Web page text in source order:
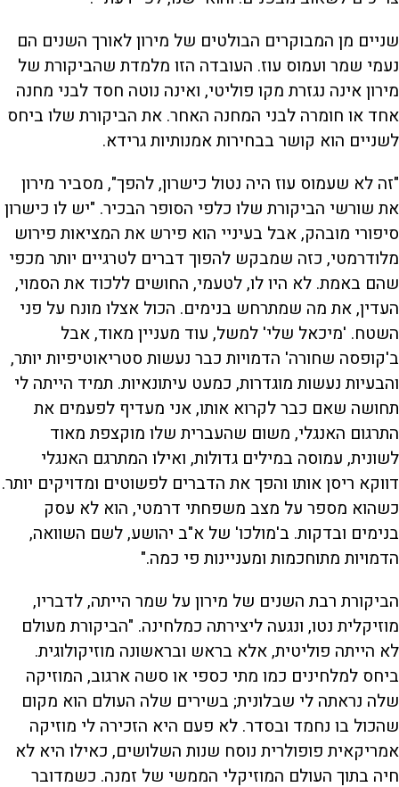
שניים מן המבוקרים הבולטים של מירון לאורך השנים הם
נעמי שמר ועמוס עוז. העובדה הזו מלמדת שהביקורת של
מירון אינה נגזרת מקו פוליטי, ואינה נוטה חסד לבני מחנה
אחד או חומרה לבני המחנה האחר. את הביקורת שלו ביחס
לשניים הוא קושר בבחירות אמנותיות גרידא.
"זה לא שעמוס עוז היה נטול כישרון, להפך", מסביר מירון
את שורשי הביקורת שלו כלפי הסופר הבכיר. "יש לו כישרון
סיפורי מובהק, אבל בעיניי הוא פירש את המציאות פירוש
מלודרמטי, כזה שמבקש להפוך דברים לטרגיים יותר מכפי
שהם באמת. לא היו לו, לטעמי, החושים ללכוד את הסמוי,
העדין, את מה שמתרחש בנימים. הכול אצלו מונח על פני
השטח. 'מיכאל שלי' למשל, עוד מעניין מאוד, אבל
ב'קופסה שחורה' הדמויות כבר נעשות סטריאוטיפיות יותר,
והבעיות נעשות מוגדרות, כמעט עיתונאיות. תמיד הייתה לי
תחושה שאם כבר לקרוא אותו, אני מעדיף לפעמים את
התרגום האנגלי, משום שהעברית שלו מוקצפת מאוד
לשונית, עמוסה במילים גדולות, ואילו המתרגם האנגלי
דווקא ריסן אותו והפך את הדברים לפשוטים ומדויקים יותר.
כשהוא מספר על מצב משפחתי דרמטי, הוא לא עסק
בנימים ובדקות. ב'מולכו' של א"ב יהושע, לשם השוואה,
הדמויות מתוחכמות ומעניינות פי כמה."
הביקורת רבת השנים של מירון על שמר הייתה, לדבריו,
מוזיקלית נטו, ונגעה ליצירתה כמלחינה. "הביקורת מעולם
לא הייתה פוליטית, אלא בראש ובראשונה מוזיקולוגית.
ביחס למלחינים כמו מתי כספי או סשה ארגוב, המוזיקה
שלה נראתה לי שבלונית; בשירים שלה העולם הוא מקום
שהכול בו נחמד ובסדר. לא פעם היא הזכירה לי מוזיקה
אמריקאית פופולרית נוסח שנות השלושים, כאילו היא לא
חיה בתוך העולם המוזיקלי הממשי של זמנה. כשמדובר